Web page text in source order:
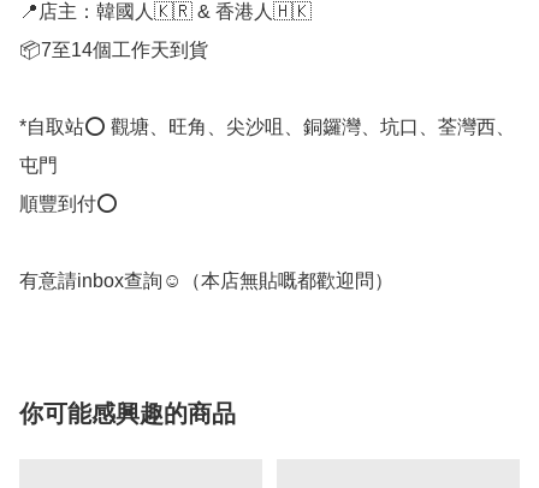
📍店主：韓國人🇰🇷 & 香港人🇭🇰
📦7至14個工作天到貨
*自取站⭕ 觀塘、旺角、尖沙咀、銅鑼灣、坑口、荃灣西、
屯門
順豐到付⭕
有意請inbox查詢☺️（本店無貼嘅都歡迎問）
你可能感興趣的商品